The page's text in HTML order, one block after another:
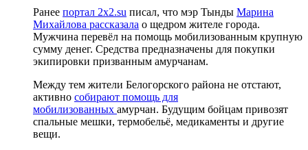
Ранее портал 2x2.su писал, что мэр Тынды Марина
Михайлова рассказала о щедром жителе города.
Мужчина перевёл на помощь мобилизованным крупную
сумму денег. Средства предназначены для покупки
экипировки призванным амурчанам.
Между тем жители Белогорского района не отстают,
активно собирают помощь для
мобилизованных амурчан. Будущим бойцам привозят
спальные мешки, термобельё, медикаменты и другие
вещи.